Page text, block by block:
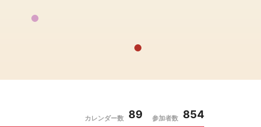
カレンダー数 89 参加者数 854